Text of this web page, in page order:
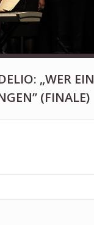
„WER EIN
(FINALE)